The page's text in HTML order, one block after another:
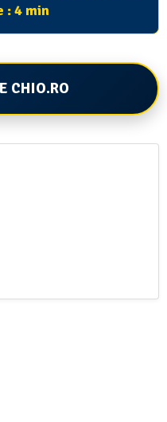
: 4 min
CHIO.RO